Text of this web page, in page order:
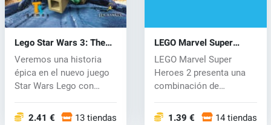
Lego Star Wars 3: The
Clone Wars (PC) CD key
Veremos una historia
épica en el nuevo juego
Star Wars Lego con
2.41 € 13 tiendas
LEGO Marvel Super
Heroes 2 (PC) CD key
LEGO Marvel Super
Heroes 2 presenta una
combinación de
1.39 € 14 tiendas